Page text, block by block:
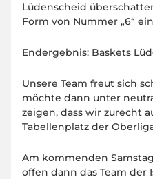
Lüdenscheid
Form von Nummer „6“
Endergebnis: Baskets
Unsere Team freut sich
möchte dann unter
zeigen, dass wir zurecht
Tabellenplatz der
Am kommenden
offen dann das Team der